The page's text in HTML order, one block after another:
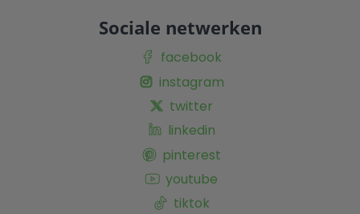
Sociale netwerken
facebook
instagram
twitter
linkedin
pinterest
youtube
tiktok